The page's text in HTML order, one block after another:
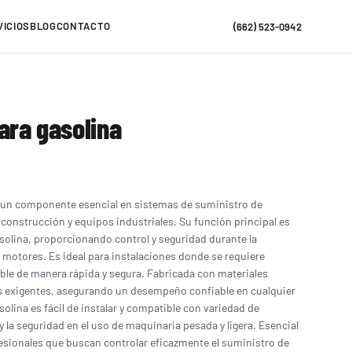
BLOGCONTACTO (662) 523-0942
gasolina
componente esencial en sistemas de suministro de
y equipos industriales. Su función principal es
proporcionando control y seguridad durante la
Es ideal para instalaciones donde se requiere
de manera rápida y segura. Fabricada con materiales
asegurando un desempeño confiable en cualquier
es fácil de instalar y compatible con variedad de
seguridad en el uso de maquinaria pesada y ligera. Esencial
que buscan controlar eficazmente el suministro de